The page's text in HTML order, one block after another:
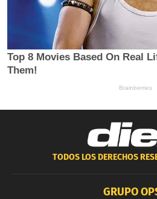
TODOS LOS DERECHOS
GRUPO